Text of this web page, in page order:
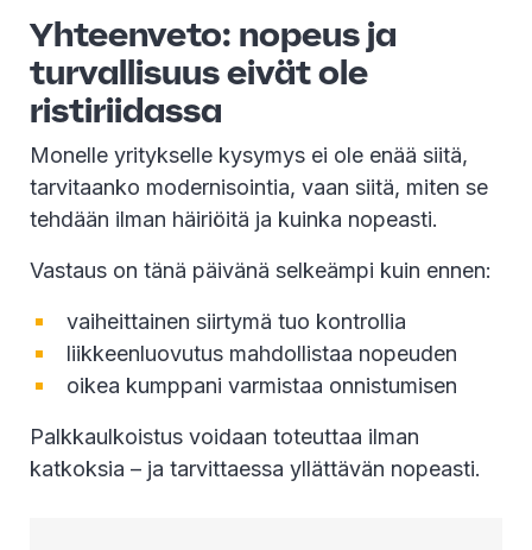
Yhteenveto: nopeus ja
turvallisuus eivät ole
ristiriidassa
Monelle yritykselle kysymys ei ole enää siitä,
tarvitaanko modernisointia, vaan siitä, miten se
tehdään ilman häiriöitä ja kuinka nopeasti.
Vastaus on tänä päivänä selkeämpi kuin ennen:
vaiheittainen siirtymä tuo kontrollia
liikkeenluovutus mahdollistaa nopeuden
oikea kumppani varmistaa onnistumisen
Palkkaulkoistus voidaan toteuttaa ilman
katkoksia – ja tarvittaessa yllättävän nopeasti.